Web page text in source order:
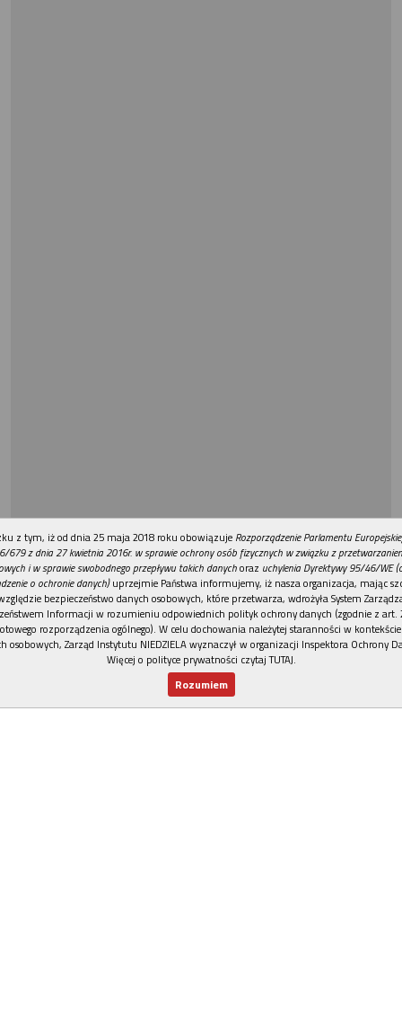
REKLAMA
z tym, iż od dnia 25 maja 2018 roku obowiązuje Rozporządzenie Parlamentu
679 z dnia 27 kwietnia 2016r. w sprawie ochrony osób fizycznych w związku z
i w sprawie swobodnego przepływu takich danychoraz uchylenia Dyrektywy 95/46/WE
o ochronie danych)uprzejmie Państwa informujemy, iż nasza organizacja, mając
bezpieczeństwo danych osobowych, które przetwarza, wdrożyła System
Informacji w rozumieniu odpowiednich polityk ochrony danych (zgodnie z art.
rozporządzenia ogólnego). W celu dochowania należytej staranności w
osobowych, Zarząd Instytutu NIEDZIELA wyznaczył w organizacji Inspektora Ochrony
Więcej o polityce prywatności czytaj TUTAJ.
Rozumiem